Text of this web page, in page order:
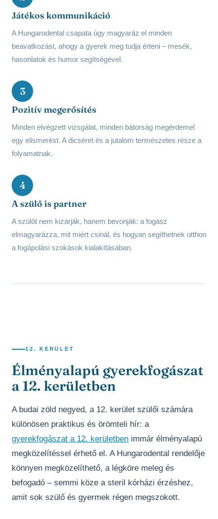
Játékos kommunikáció
A Hungarodental csapata úgy magyaráz el minden
beavatkozást, ahogy a gyerek meg tudja érteni – mesék,
hasonlatok és humor segítségével.
3
Pozitív megerősítés
Minden elvégzett vizsgálat, minden bátorság megérdemel
egy elismerést. A dicséret és a jutalom természetes része a
folyamatnak.
4
A szülő is partner
A szülőt nem kizárják, hanem bevonják: a fogász
elmagyarázza, mit miért csinál, és hogyan segíthetnek otthon
a fogápolási szokások kialakításában.
12. KERÜLET
Élményalapú gyerekfogászat
a 12. kerületben
A budai zöld negyed, a 12. kerület szülői számára
különösen praktikus és örömteli hír: a
gyerekfogászat a 12. kerületben immár élményalapú
megközelítéssel érhető el. A Hungarodental rendelője
könnyen megközelíthető, a légköre meleg és
befogadó – semmi köze a steril kórházi érzéshez,
amit sok szülő és gyermek régen megszokott.